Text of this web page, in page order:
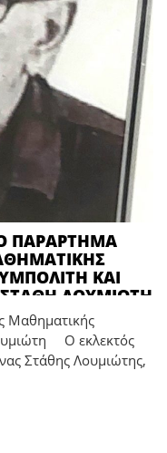
ΠΑΡΑΡΤΗΜΑ
ΚΑΙ
ΣΤΑΘΗ ΛΟΥΜΙΩΤΗ
Μαθηματικής
Ο εκλεκτός
Στάθης Λουμιώτης,